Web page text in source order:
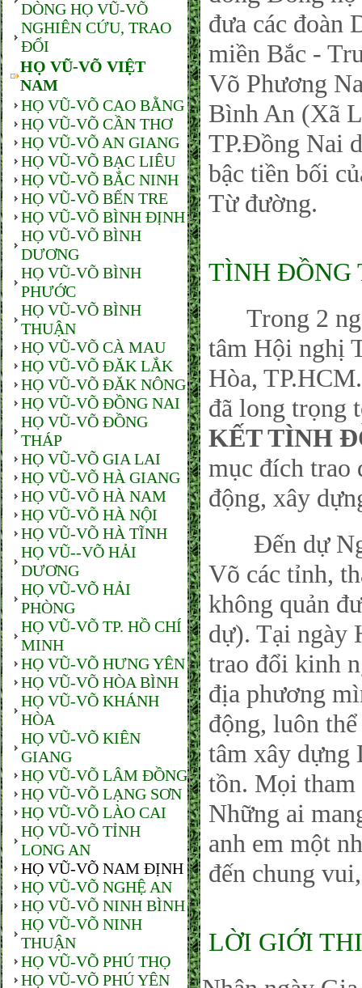
DÒNG HỌ VŨ-VÕ
NGHIÊN CỨU, TRAO
ĐỔI
HỌ VŨ-VÕ VIỆT
NAM
HỌ VŨ-VÕ CAO BẰNG
HỌ VŨ-VÕ CẦN THƠ
HỌ VŨ-VÕ AN GIANG
HỌ VŨ-VÕ BẠC LIÊU
HỌ VŨ-VÕ BẮC NINH
HỌ VŨ-VÕ BẾN TRE
HỌ VŨ-VÕ BÌNH ĐỊNH
HỌ VŨ-VÕ BÌNH
DƯƠNG
HỌ VŨ-VÕ BÌNH
PHƯỚC
HỌ VŨ-VÕ BÌNH
THUẬN
HỌ VŨ-VÕ CÀ MAU
HỌ VŨ-VÕ ĐĂK LẮK
HỌ VŨ-VÕ ĐĂK NÔNG
HỌ VŨ-VÕ ĐỒNG NAI
HỌ VŨ-VÕ ĐỒNG
THÁP
HỌ VŨ-VÕ GIA LAI
HỌ VŨ-VÕ HÀ GIANG
HỌ VŨ-VÕ HÀ NAM
HỌ VŨ-VÕ HÀ NỘI
HỌ VŨ-VÕ HÀ TĨNH
HỌ VŨ--VÕ HẢI
DƯƠNG
HỌ VŨ-VÕ HẢI
PHÒNG
HỌ VŨ-VÕ TP. HỒ CHÍ
MINH
HỌ VŨ-VÕ HƯNG YÊN
HỌ VŨ-VÕ HÒA BÌNH
HỌ VŨ-VÕ KHÁNH
HÒA
HỌ VŨ-VÕ KIÊN
GIANG
HỌ VŨ-VÕ LÂM ĐỒNG
HỌ VŨ-VÕ LẠNG SƠN
HỌ VŨ-VÕ LÀO CAI
HỌ VŨ-VÕ TỈNH
LONG AN
HỌ VŨ-VÕ NAM ĐỊNH
HỌ VŨ-VÕ NGHỆ AN
HỌ VŨ-VÕ NINH BÌNH
HỌ VŨ-VÕ NINH
THUẬN
HỌ VŨ-VÕ PHÚ THỌ
HỌ VŨ-VÕ PHÚ YÊN
đưa các đoàn
miền Bắc -
Võ Phương
Bình An (Xã
TP.Đồng Nai
bậc tiền bối
Từ đường.
TÌNH ĐỒNG
Trong 2
tâm Hội nghị
Hòa,
đã long trọng
KẾT TÌNH
mục đích trao
động, xây
Đến dự
Võ các tỉnh,
không quản
dự). Tại ngày
trao đổi kinh
địa phương
động, luôn
tâm xây dựng
tồn. Mọi tham
Những ai
anh em một
đến chung
LỜI GIỚI